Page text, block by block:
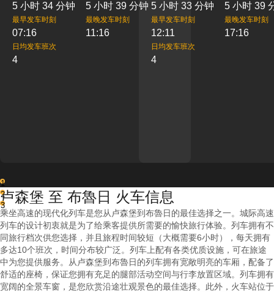
5 小时 34 分钟 5 小时 39 分钟
最早发车时刻
07:16
最晚发车时刻
11:16
日均发车班次
4
5 小时 33 分钟 5 小时 39
最早发车时刻
12:11
最晚发车时刻
17:16
日均发车班次
4
1
2
3
卢森堡 至 布魯日 火车信息
乘坐高速的现代化列车是您从卢森堡到布魯日的最佳选择之一。城际高速
列车的设计初衷就是为了给乘客提供所需要的愉快旅行体验。列车拥有不
同旅行档次供您选择，并且旅程时间较短（大概需要6小时），每天拥有
多达10个班次，时间分布较广泛。列车上配有各类优质设施，可在旅途
中为您提供服务。从卢森堡到布魯日的列车拥有宽敞明亮的车厢，配备了
舒适的座椅，保证您拥有充足的腿部活动空间与行李放置区域。列车拥有
宽阔的全景车窗，是您欣赏沿途壮观景色的最佳选择。此外，火车站位于